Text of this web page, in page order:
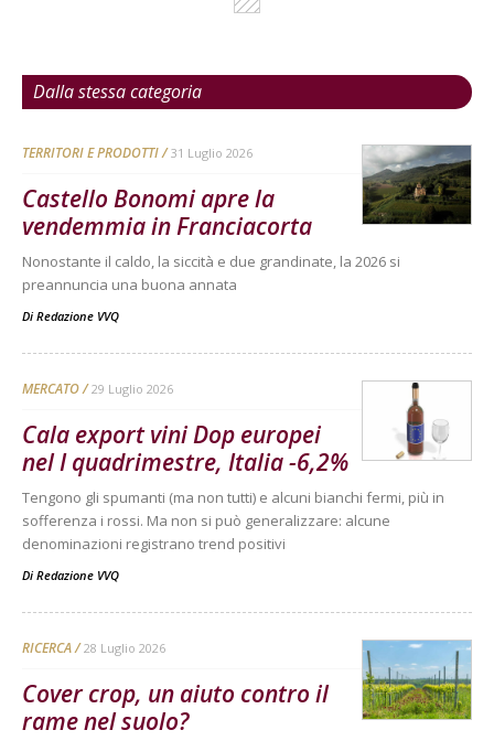
Dalla stessa categoria
TERRITORI E PRODOTTI 31 Luglio 2026
Castello Bonomi apre la
vendemmia in Franciacorta
Nonostante il caldo, la siccità e due grandinate, la 2026 si
preannuncia una buona annata
Di Redazione VVQ
MERCATO 29 Luglio 2026
Cala export vini Dop europei
nel I quadrimestre, Italia -6,2%
Tengono gli spumanti (ma non tutti) e alcuni bianchi fermi, più in
sofferenza i rossi. Ma non si può generalizzare: alcune
denominazioni registrano trend positivi
Di Redazione VVQ
RICERCA 28 Luglio 2026
Cover crop, un aiuto contro il
rame nel suolo?